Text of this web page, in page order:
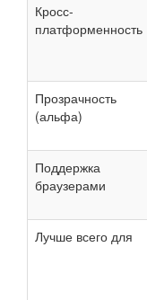
Кросс-
платформенность
Прозрачность
(альфа)
Поддержка
браузерами
Лучше всего для